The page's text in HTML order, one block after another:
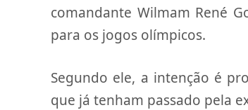
comandante Wilmam René
para os jogos olímpicos.
Segundo ele, a intenção é
que já tenham passado pela